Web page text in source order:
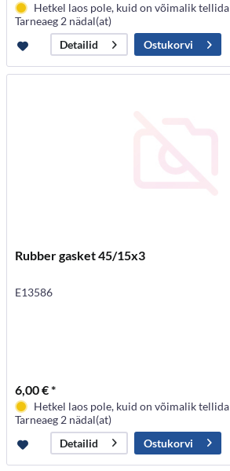
Hetkel laos pole, kuid on võimalik tellida
Tarneaeg 2 nädal(at)
Detailid
Ostukorvi
Rubber gasket 45/15x3
E13586
6,00 € *
Hetkel laos pole, kuid on võimalik tellida
Tarneaeg 2 nädal(at)
Detailid
Ostukorvi